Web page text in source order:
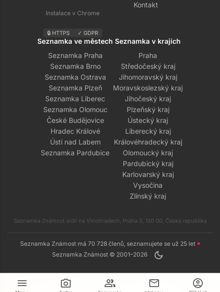
menu camera_alt group mail account_circle
Instalace v Chrome
🔒 HTTPS ✓ GDPR
Kontakt
Seznamka ve městech
Seznamka Praha
Seznamka Brno
Seznamka Ostrava
Seznamka Plzeň
Seznamka Liberec
Seznamka Olomouc
České Budějovice
Hradec Králové
Ústí nad Labem
Seznamka Pardubice
Seznamka v krajích
Praha
Středočeský kraj
Jihomoravský kraj
Moravskoslezský kraj
Jihočeský kraj
Plzeňský kraj
Ústecký kraj
Liberecký kraj
Královéhradecký kraj
Olomoucký kraj
Pardubický kraj
Karlovarský kraj
Vysočina
Zlínský kraj
Seznamka Známost sídlí na Vinohradech, Praha 3, 130 00, Česká republika
Seznamka Známost má 70 728 členů, seznamujete se už 25 let ♥
Seznamka Známost © 2001–2026
dark_mode